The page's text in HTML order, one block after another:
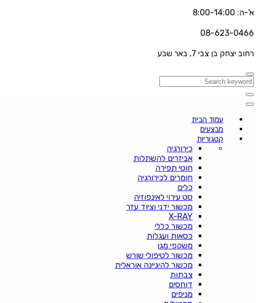
א'-ה: 8:00-14:00
08-623-0466
רחוב יצחק בן צבי 7, באר שבע
עמוד הבית
מבצעים
קטגוריות
כירורגיה
אביזרים להשתלות
חוטי תפירה
חומרים לכירורגיה
כלים
סט עירוי לאינפוזיה
מכשור ידני וציוד עזר
X-RAY
מכשור כללי
כסאות ועגלות
משקפי מגן
מכשור לטיפולי שורש
מכשור להיגיינה אוראלית
צבתות
דוחסים
מניפים